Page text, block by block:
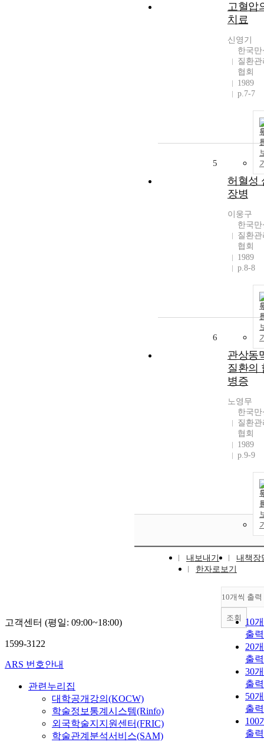
고혈압
치료
신영기
한국만
질환관
협회
1989
p.7-7
5
허혈성
장병
이웅구
한국만
질환관
협회
1989
p.8-8
6
관상동
질환의
병증
노영무
한국만
질환관
협회
1989
p.9-9
내보내기
내책장
한자로보기
10개씩 출력
10
출력
20
출력
30
출력
50
출력
100
출력
조회
고객센터 (평일: 09:00~18:00)
1599-3122
ARS 번호안내
관련누리집
대학공개강의(KOCW)
학술정보통계시스템(Rinfo)
외국학술지지원센터(FRIC)
학술관계분석서비스(SAM)